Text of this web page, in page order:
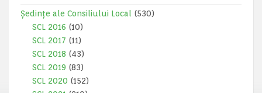
Ședințe ale Consiliului Local
(530)
SCL 2016 (10)
SCL 2017 (11)
SCL 2018 (43)
SCL 2019 (83)
SCL 2020 (152)